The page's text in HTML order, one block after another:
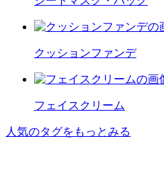
クッションファンデ
フェイスクリーム
人気のタグをもっとみる